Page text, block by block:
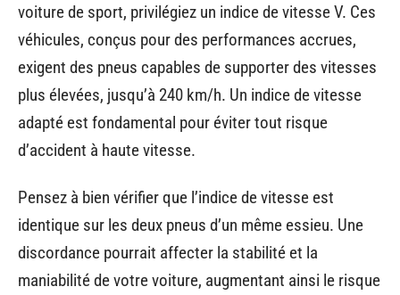
voiture de sport, privilégiez un indice de vitesse V. Ces
véhicules, conçus pour des performances accrues,
exigent des pneus capables de supporter des vitesses
plus élevées, jusqu’à 240 km/h. Un indice de vitesse
adapté est fondamental pour éviter tout risque
d’accident à haute vitesse.
Pensez à bien vérifier que l’indice de vitesse est
identique sur les deux pneus d’un même essieu. Une
discordance pourrait affecter la stabilité et la
maniabilité de votre voiture, augmentant ainsi le risque